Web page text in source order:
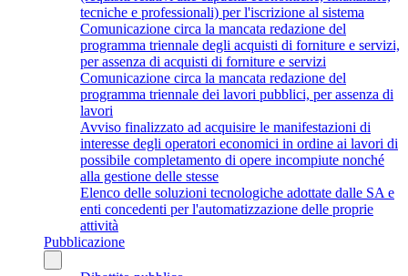
tecniche e professionali) per l'iscrizione al sistema
Comunicazione circa la mancata redazione del
programma triennale degli acquisti di forniture e servizi,
per assenza di acquisti di forniture e servizi
Comunicazione circa la mancata redazione del
programma triennale dei lavori pubblici, per assenza di
lavori
Avviso finalizzato ad acquisire le manifestazioni di
interesse degli operatori economici in ordine ai lavori di
possibile completamento di opere incompiute nonché
alla gestione delle stesse
Elenco delle soluzioni tecnologiche adottate dalle SA e
enti concedenti per l'automatizzazione delle proprie
attività
Pubblicazione